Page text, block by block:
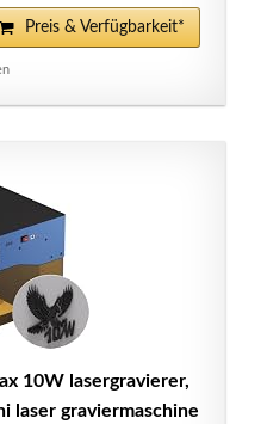
Preis & Verfügbarkeit*
10W lasergravierer,
laser graviermaschine